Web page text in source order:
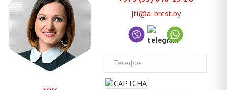
jti@a-brest.by
Телефон